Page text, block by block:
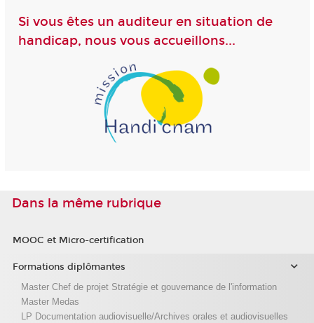
Si vous êtes un auditeur en situation de
handicap, nous vous accueillons...
Dans la même rubrique
MOOC et Micro-certification
Formations diplômantes
Master Chef de projet Stratégie et gouvernance de l'information
Master Medas
LP Documentation audiovisuelle/Archives orales et audiovisuelles